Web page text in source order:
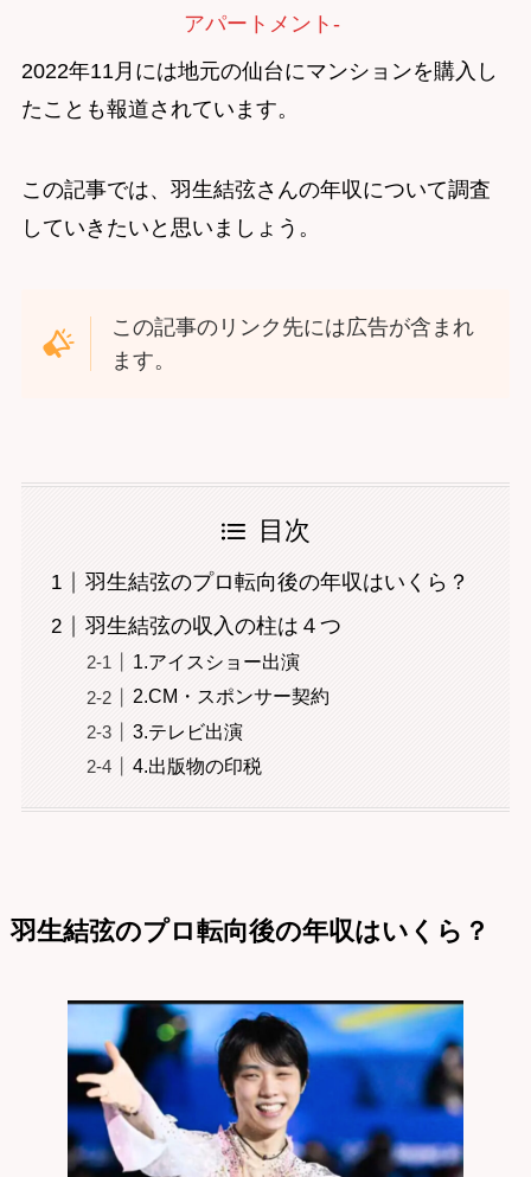
アパートメント-
2022年11月には地元の仙台にマンションを購入し
たことも報道されています。
この記事では、羽生結弦さんの年収について調査
していきたいと思いましょう。
この記事のリンク先には広告が含まれ
ます。
目次
羽生結弦のプロ転向後の年収はいくら？
羽生結弦の収入の柱は４つ
1.アイスショー出演
2.CM・スポンサー契約
3.テレビ出演
4.出版物の印税
羽生結弦のプロ転向後の年収はいくら？